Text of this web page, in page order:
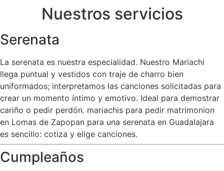
Nuestros servicios
Serenata
La serenata es nuestra especialidad. Nuestro Mariachi
llega puntual y vestidos con traje de charro bien
uniformados; interpretamos las canciones solicitadas para
crear un momento íntimo y emotivo. Ideal para demostrar
cariño o pedir perdón. mariachis para pedir matrimonion
en Lomas de Zapopan para una serenata en Guadalajara
es sencillo: cotiza y elige canciones.
Cumpleaños